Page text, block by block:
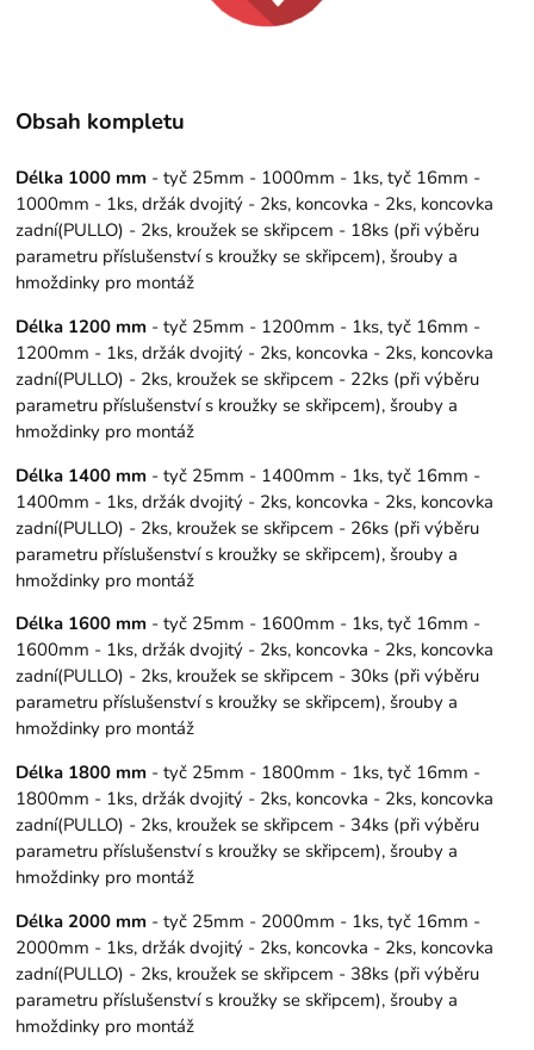
Obsah kompletu
Délka 1000 mm - tyč 25mm - 1000mm - 1ks, tyč 16mm -
1000mm - 1ks, držák dvojitý - 2ks, koncovka - 2ks, koncovka
zadní(PULLO) - 2ks, kroužek se skřipcem - 18ks (při výběru
parametru příslušenství s kroužky se skřipcem), šrouby a
hmoždinky pro montáž
Délka 1200 mm - tyč 25mm - 1200mm - 1ks, tyč 16mm -
1200mm - 1ks, držák dvojitý - 2ks, koncovka - 2ks, koncovka
zadní(PULLO) - 2ks, kroužek se skřipcem - 22ks (při výběru
parametru příslušenství s kroužky se skřipcem), šrouby a
hmoždinky pro montáž
Délka 1400 mm - tyč 25mm - 1400mm - 1ks, tyč 16mm -
1400mm - 1ks, držák dvojitý - 2ks, koncovka - 2ks, koncovka
zadní(PULLO) - 2ks, kroužek se skřipcem - 26ks (při výběru
parametru příslušenství s kroužky se skřipcem), šrouby a
hmoždinky pro montáž
Délka 1600 mm - tyč 25mm - 1600mm - 1ks, tyč 16mm -
1600mm - 1ks, držák dvojitý - 2ks, koncovka - 2ks, koncovka
zadní(PULLO) - 2ks, kroužek se skřipcem - 30ks (při výběru
parametru příslušenství s kroužky se skřipcem), šrouby a
hmoždinky pro montáž
Délka 1800 mm - tyč 25mm - 1800mm - 1ks, tyč 16mm -
1800mm - 1ks, držák dvojitý - 2ks, koncovka - 2ks, koncovka
zadní(PULLO) - 2ks, kroužek se skřipcem - 34ks (při výběru
parametru příslušenství s kroužky se skřipcem), šrouby a
hmoždinky pro montáž
Délka 2000 mm - tyč 25mm - 2000mm - 1ks, tyč 16mm -
2000mm - 1ks, držák dvojitý - 2ks, koncovka - 2ks, koncovka
zadní(PULLO) - 2ks, kroužek se skřipcem - 38ks (při výběru
parametru příslušenství s kroužky se skřipcem), šrouby a
hmoždinky pro montáž